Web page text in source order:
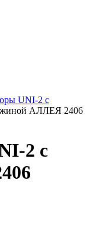
UNI-2 с
АЛЛЕЯ 2406
2 с